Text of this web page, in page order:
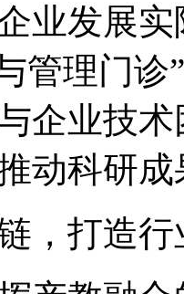
业发展
管理门
企业技
动科研
，打造